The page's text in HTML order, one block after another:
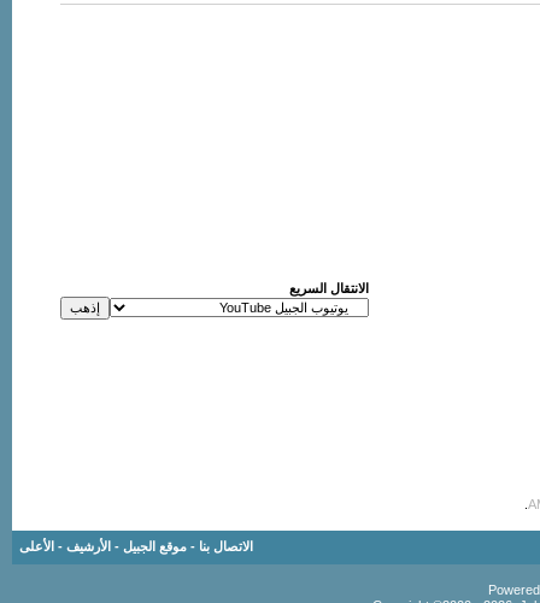
الانتقال السريع
الاتصال بنا - موقع الجبيل - الأرشيف - الأعلى